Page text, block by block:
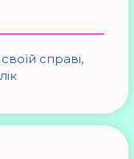
справі,